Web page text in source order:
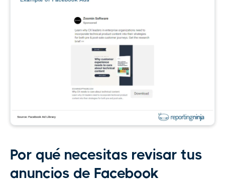
Por qué necesitas revisar tus
anuncios de Facebook